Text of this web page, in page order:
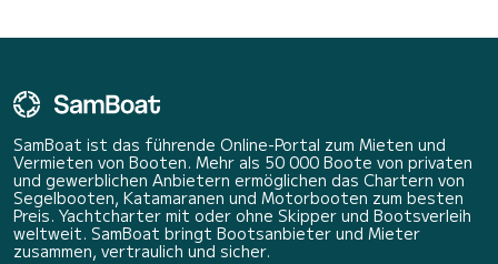
SamBoat ist das führende Online-Portal zum Mieten und
Vermieten von Booten. Mehr als 50 000 Boote von privaten
und gewerblichen Anbietern ermöglichen das Chartern von
Segelbooten, Katamaranen und Motorbooten zum besten
Preis. Yachtcharter mit oder ohne Skipper und Bootsverleih
weltweit. SamBoat bringt Bootsanbieter und Mieter
zusammen, vertraulich und sicher.